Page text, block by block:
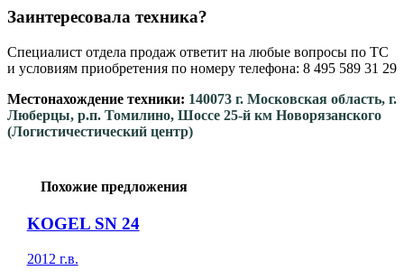
Заинтересовала техника?
Специалист отдела продаж ответит на любые вопросы по ТС
и условиям приобретения по номеру телефона: 8 495 589 31 29
Местонахождение техники: 140073 г. Московская область, г.
Люберцы, р.п. Томилино, Шоссе 25-й км Новорязанского
(Логистичестический центр)
Похожие предложения
KOGEL SN 24
2012 г.в.